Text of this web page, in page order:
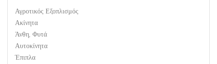
Αγροτικός Εξοπλισμός
Ακίνητα
Άνθη, Φυτά
Αυτοκίνητα
Έπιπλα